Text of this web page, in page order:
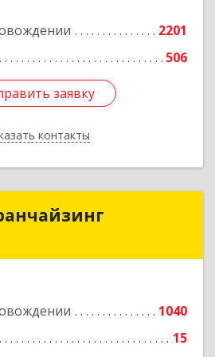
2201
506
заявку
контакты
Подробнее
заявку
Назад
1040
15
Франчайзинг
Подробнее